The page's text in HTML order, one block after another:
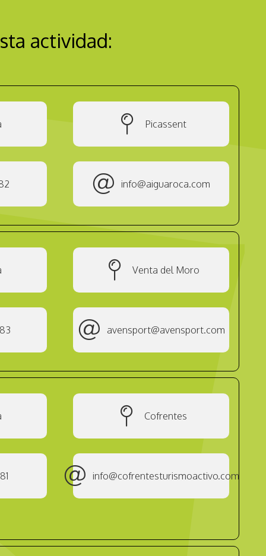
actividad:
Picassent
info@aiguaroca.com
Venta del Moro
avensport@avensport.com
Cofrentes
info@cofrentesturismoactivo.com